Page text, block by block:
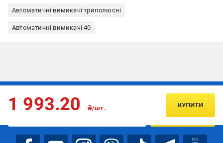
Автоматичні вимикачі триполюсні
Автоматичні вимикачі 40
1 993.20 ₴/шт. КУПИТИ
Підписуйтесь, щоб дізнаватись першим про акції та пропозиції
ПІДПИСАТИСЯ
bot